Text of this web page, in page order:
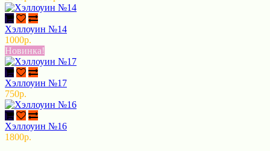
Хэллоуин №14
1000р.
Новинка!
Хэллоуин №17
750р.
Хэллоуин №16
1800р.